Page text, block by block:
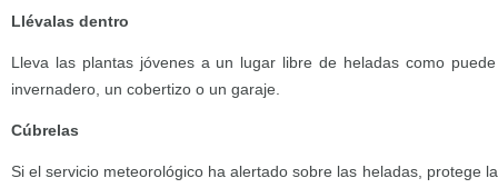
Llévalas dentro
Lleva las plantas jóvenes a un lugar libre de heladas como
invernadero, un cobertizo o un garaje.
Cúbrelas
Si el servicio meteorológico ha alertado sobre las heladas, protege